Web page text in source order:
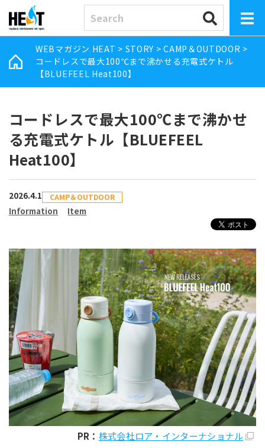
WEBマガジン HEAT > STORY >CAMP＆OUTDOOR >
コードレスで最大100℃まで沸かせる充電式ケトル
【BLUEFEEL Heat100】
コードレスで最大100℃まで沸かせ
る充電式ケトル【BLUEFEEL
Heat100】
2026.4.1 CAMP＆OUTDOOR
Information Item
PR： 株式会社ロア・インターナショナル